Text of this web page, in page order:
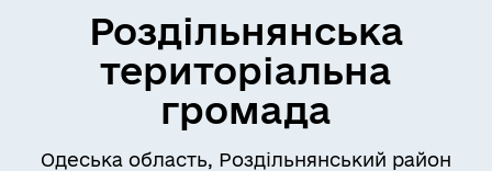
Роздільнянська
територіальна
громада
Одеська область, Роздільнянський район